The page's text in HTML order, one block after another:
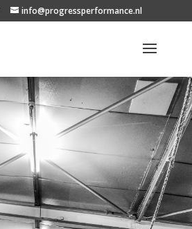
info@progressperformance.nl